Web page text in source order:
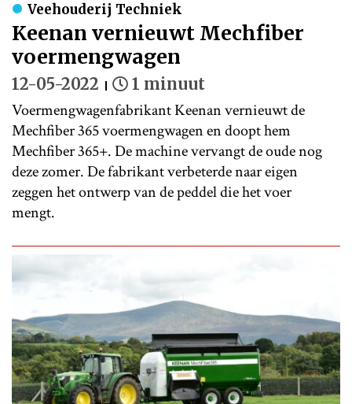
Veehouderij Techniek
Keenan vernieuwt Mechfiber
voermengwagen
12-05-2022 1 minuut
Voermengwagenfabrikant Keenan vernieuwt de
Mechfiber 365 voermengwagen en doopt hem
Mechfiber 365+. De machine vervangt de oude nog
deze zomer. De fabrikant verbeterde naar eigen
zeggen het ontwerp van de peddel die het voer
mengt.